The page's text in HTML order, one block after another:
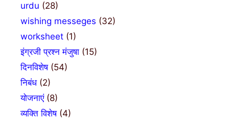
urdu (28)
wishing messeges (32)
worksheet (1)
इंग्रजी प्रश्न मंजुषा (15)
दिनविशेष(54)
निबंध(2)
योजनाएं(8)
व्यक्ति विशेष(4)